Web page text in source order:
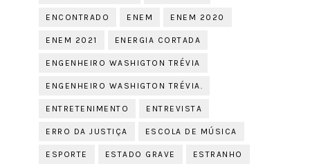
ENCONTRADO ENEM ENEM 2020
ENEM 2021 ENERGIA CORTADA
ENGENHEIRO WASHIGTON TRÉVIA
ENGENHEIRO WASHIGTON TRÉVIA.
ENTRETENIMENTO ENTREVISTA
ERRO DA JUSTIÇA ESCOLA DE MÚSICA
ESPORTE ESTADO GRAVE ESTRANHO